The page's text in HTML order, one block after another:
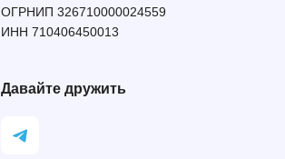
ОГРНИП 326710000024559
ИНН 710406450013
Давайте дружить